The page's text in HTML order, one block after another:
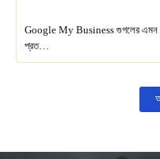
Google My Business গুগলের এমন
প্রত…